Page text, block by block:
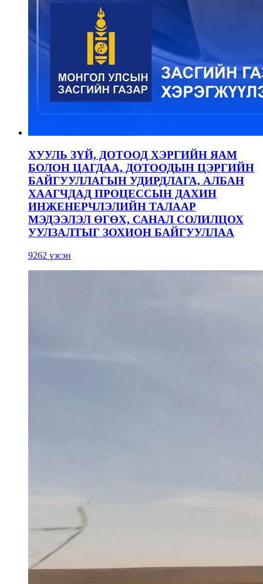
ХУУЛЬ ЗҮЙ, ДОТООД ХЭРГИЙН ЯАМ
БОЛОН ЦАГДАА, ДОТООДЫН ЦЭРГИЙН
БАЙГУУЛЛАГЫН УДИРДЛАГА, АЛБАН
ХААГЧДАД ПРОЦЕССЫН ДАХИН
ИНЖЕНЕРЧЛЭЛИЙН ТАЛААР
МЭДЭЭЛЭЛ ӨГӨХ, САНАЛ СОЛИЛЦОХ
УУЛЗАЛТЫГ ЗОХИОН БАЙГУУЛЛАА
9262 үзсэн